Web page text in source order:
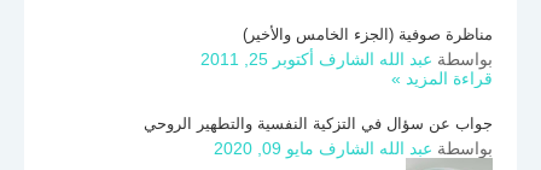
مناظرة صوفية (الجزء الخامس والأخير)
بواسطة عبد الله الشارف أكتوبر 25, 2011
قراءة المزيد »
جواب عن سؤال في التزكية النفسية والتطهير الروحي
بواسطة عبد الله الشارف مايو 09, 2020